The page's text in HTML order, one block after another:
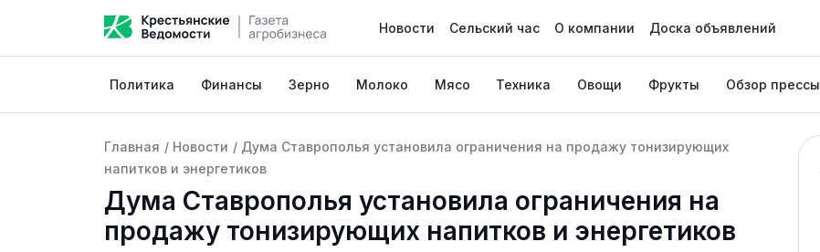
Новости Сельский час О компании Доска объявлений
Политика Финансы Зерно Молоко Мясо Техника Овощи Фрукты Обзор прессы
Главная / Новости / Дума Ставрополья установила ограничения на продажу тонизирующих
напитков и энергетиков
Дума Ставрополья установила ограничения на
продажу тонизирующих напитков и энергетиков